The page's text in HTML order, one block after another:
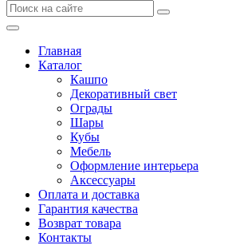
Главная
Каталог
Кашпо
Декоративный свет
Ограды
Шары
Кубы
Мебель
Оформление интерьера
Аксессуары
Оплата и доставка
Гарантия качества
Возврат товара
Контакты